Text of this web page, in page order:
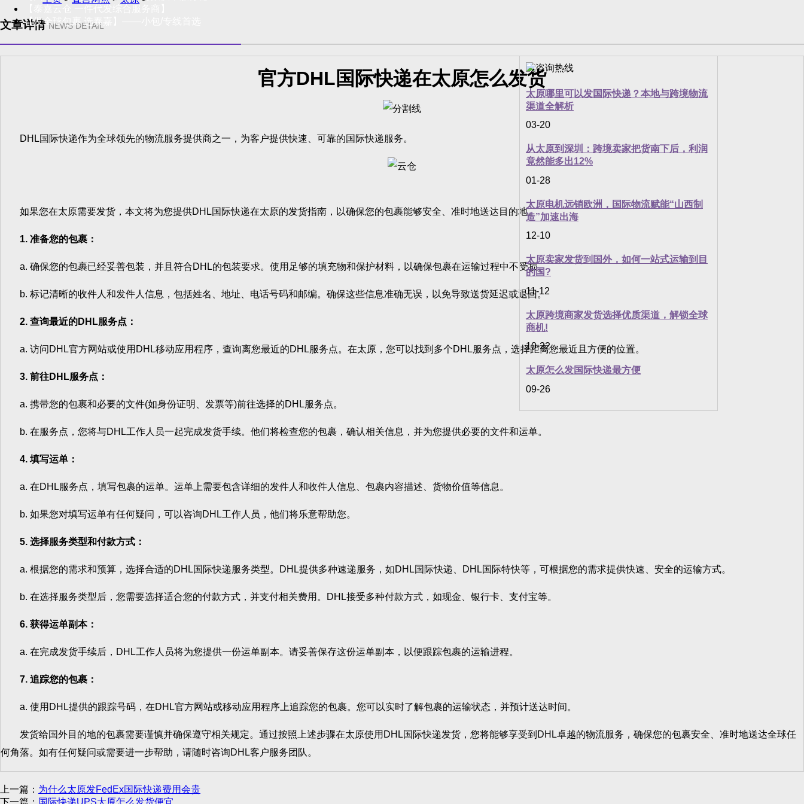
【发全球包裹 选泰嘉】——小包/专线首选
文章详情 NEWS DETAIL
太原哪里可以发国际快递？本地与跨境物流
渠道全解析
03-20
从太原到深圳：跨境卖家把货南下后，利润
竟然能多出12%
01-28
太原电机远销欧洲，国际物流赋能“山西制
造”加速出海
12-10
太原卖家发货到国外，如何一站式运输到目
的国?
11-12
太原跨境商家发货选择优质渠道，解锁全球
商机!
10-22
太原怎么发国际快递最方便
09-26
官方DHL国际快递在太原怎么发货
DHL国际快递作为全球领先的物流服务提供商之一，为客户提供快速、可靠的国际快递服务。
如果您在太原需要发货，本文将为您提供DHL国际快递在太原的发货指南，以确保您的包裹能够安全、准时地送达目的地。
1. 准备您的包裹：
a. 确保您的包裹已经妥善包装，并且符合DHL的包装要求。使用足够的填充物和保护材料，以确保包裹在运输过程中不受损。
b. 标记清晰的收件人和发件人信息，包括姓名、地址、电话号码和邮编。确保这些信息准确无误，以免导致送货延迟或退回。
2. 查询最近的DHL服务点：
a. 访问DHL官方网站或使用DHL移动应用程序，查询离您最近的DHL服务点。在太原，您可以找到多个DHL服务点，选择距离您最近且方便的位置。
3. 前往DHL服务点：
a. 携带您的包裹和必要的文件(如身份证明、发票等)前往选择的DHL服务点。
b. 在服务点，您将与DHL工作人员一起完成发货手续。他们将检查您的包裹，确认相关信息，并为您提供必要的文件和运单。
4. 填写运单：
a. 在DHL服务点，填写包裹的运单。运单上需要包含详细的发件人和收件人信息、包裹内容描述、货物价值等信息。
b. 如果您对填写运单有任何疑问，可以咨询DHL工作人员，他们将乐意帮助您。
5. 选择服务类型和付款方式：
a. 根据您的需求和预算，选择合适的DHL国际快递服务类型。DHL提供多种速递服务，如DHL国际快递、DHL国际特快等，可根据您的需求提供快速、安全的运输方式。
b. 在选择服务类型后，您需要选择适合您的付款方式，并支付相关费用。DHL接受多种付款方式，如现金、银行卡、支付宝等。
6. 获得运单副本：
a. 在完成发货手续后，DHL工作人员将为您提供一份运单副本。请妥善保存这份运单副本，以便跟踪包裹的运输进程。
7. 追踪您的包裹：
a. 使用DHL提供的跟踪号码，在DHL官方网站或移动应用程序上追踪您的包裹。您可以实时了解包裹的运输状态，并预计送达时间。
发货给国外目的地的包裹需要谨慎并确保遵守相关规定。通过按照上述步骤在太原使用DHL国际快递发货，您将能够享受到DHL卓越的物流服务，确保您的包裹安全、准时地送达全球任
何角落。如有任何疑问或需要进一步帮助，请随时咨询DHL客户服务团队。
上一篇： 为什么太原发FedEx国际快递费用会贵